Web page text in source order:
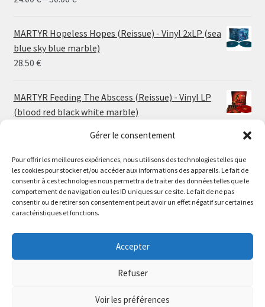
Gérer le consentement
Pour offrir les meilleures expériences, nous utilisons des technologies telles que
les cookies pour stocker et/ou accéder aux informations des appareils. Le fait de
consentir à ces technologies nous permettra de traiter des données telles que le
comportement de navigation ou les ID uniques sur ce site. Le fait de ne pas
consentir ou de retirer son consentement peut avoir un effet négatif sur certaines
caractéristiques et fonctions.
Accepter
Refuser
Voir les préférences
Le magasin de Lyon sera fermé du 30 juillet au 17 août
inclus. Les commandes seront expédiées à partir du 18
The physical record shop will be closed from july 30th to
august 17th included. Online orders will start shipping on
august 18th.
24.00 €
through
MARTYR Hopeless Hopes (Reissue) - Vinyl 2xLP (sea
blue sky blue marble)
28.50 €
MARTYR Feeding The Abscess (Reissue) - Vinyl LP
(blood red black white marble)
MARTYR Warp Zone (Reissue) - Vinyl LP (swamp
green orange marble)
23.00€